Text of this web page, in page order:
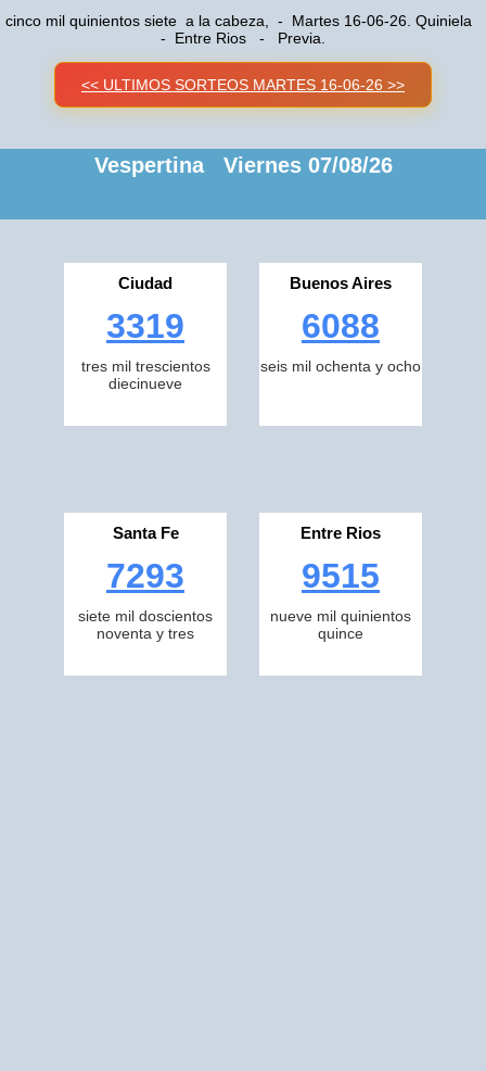
cinco mil quinientos siete a la cabeza, - Martes 16-06-26. Quiniela
- Entre Rios - Previa.
<< ULTIMOS SORTEOS MARTES 16-06-26 >>
Vespertina Viernes 07/08/26
Ciudad
3319
tres mil trescientos
diecinueve
Buenos Aires
6088
seis mil ochenta y ocho
Santa Fe
7293
siete mil doscientos
noventa y tres
Entre Rios
9515
nueve mil quinientos
quince